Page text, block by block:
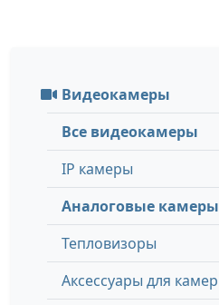
Видеокамеры
Все видеокамеры
IP камеры
Аналоговые камеры
Тепловизоры
Аксессуары для камер